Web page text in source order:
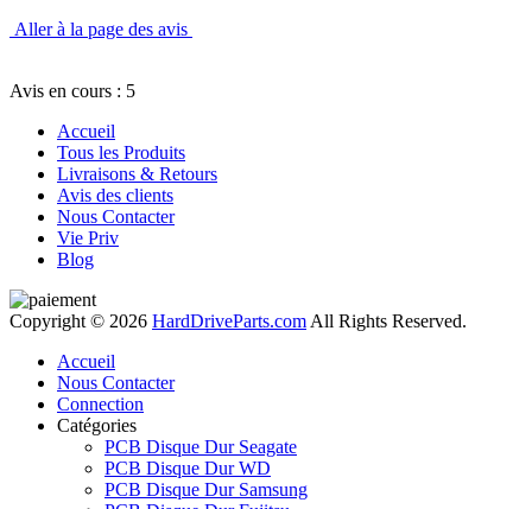
Aller à la page des avis
Avis en cours : 5
Accueil
Tous les Produits
Livraisons & Retours
Avis des clients
Nous Contacter
Vie Priv
Blog
Copyright © 2026 HardDriveParts.com All Rights Reserved.
Accueil
Nous Contacter
Connection
Catégories
PCB Disque Dur Seagate
PCB Disque Dur WD
PCB Disque Dur Samsung